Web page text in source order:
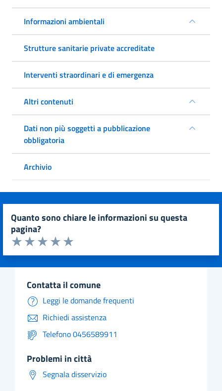
Informazioni ambientali
Strutture sanitarie private accreditate
Interventi straordinari e di emergenza
Altri contenuti
Dati non più soggetti a pubblicazione
obbligatoria
Archivio
quanto sono chiare le informazioni su questa
pagina?
Valuta da 1 a 5 stelle la pagina
Valuta 5 stelle su 5
Valuta 4 stelle su 5
Valuta 3 stelle su 5
Valuta 2 stelle su 5
Valuta 1 stelle su 5
contatta il comune
Leggi le domande frequenti
Richiedi assistenza
Telefono 0456589911
problemi in città
Segnala disservizio